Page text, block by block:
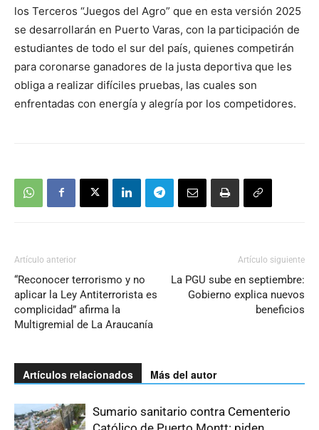
los Terceros “Juegos del Agro” que en esta versión 2025
se desarrollarán en Puerto Varas, con la participación de
estudiantes de todo el sur del país, quienes competirán
para coronarse ganadores de la justa deportiva que les
obliga a realizar difíciles pruebas, las cuales son
enfrentadas con energía y alegría por los competidores.
Artículo anterior
“Reconocer terrorismo y no
aplicar la Ley Antiterrorista es
complicidad” afirma la
Multigremial de La Araucanía
Artículo siguiente
La PGU sube en septiembre:
Gobierno explica nuevos
beneficios
Artículos relacionados Más del autor
Sumario sanitario contra Cementerio